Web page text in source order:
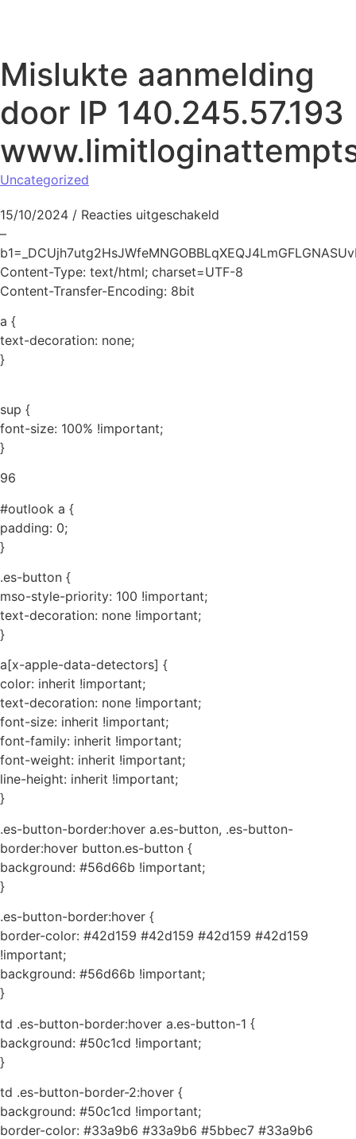
Mislukte aanmelding
door IP 140.245.57.193
Uncategorized
15/10/2024 / Reacties uitgeschakeld
–
Content-Type: text/html; charset=UTF-8
Content-Transfer-Encoding: 8bit
a {
text-decoration: none;
}
sup {
font-size: 100% !important;
}
96
#outlook a {
padding: 0;
}
.es-button {
mso-style-priority: 100 !important;
text-decoration: none !important;
}
a[x-apple-data-detectors] {
color: inherit !important;
text-decoration: none !important;
font-size: inherit !important;
font-family: inherit !important;
font-weight: inherit !important;
line-height: inherit !important;
}
.es-button-border:hover a.es-button, .es-button-
border:hover button.es-button {
background: #56d66b !important;
}
.es-button-border:hover {
border-color: #42d159 #42d159 #42d159 #42d159
!important;
background: #56d66b !important;
}
td .es-button-border:hover a.es-button-1 {
background: #50c1cd !important;
}
td .es-button-border-2:hover {
background: #50c1cd !important;
border-color: #33a9b6 #33a9b6 #5bbec7 #33a9b6